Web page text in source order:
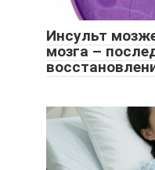
Инсульт
мозга –